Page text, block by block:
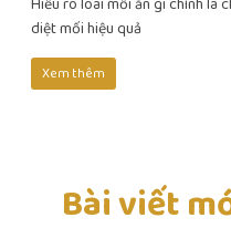
diệt mối hiệu quả
Xem thêm
Bài viết